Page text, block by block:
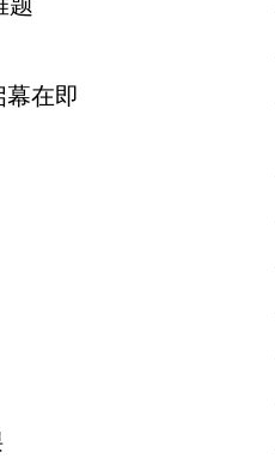
幕在即